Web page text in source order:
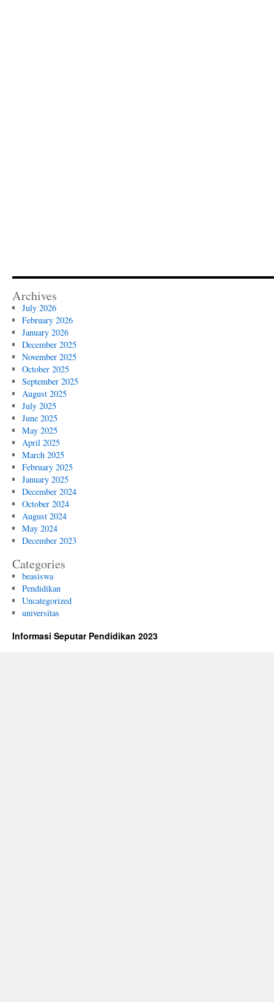
Archives
July 2026
February 2026
January 2026
December 2025
November 2025
October 2025
September 2025
August 2025
July 2025
June 2025
May 2025
April 2025
March 2025
February 2025
January 2025
December 2024
October 2024
August 2024
May 2024
December 2023
Categories
beasiswa
Pendidikan
Uncategorized
universitas
Informasi Seputar Pendidikan 2023